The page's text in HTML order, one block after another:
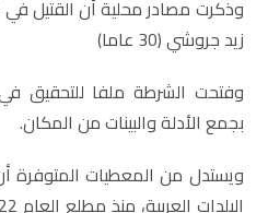
وذكرت مصادر محلية أن القتيل
زيد جروشي (30 عاما)
وفتحت الشرطة ملفا للتحقيق
بجمع الأدلة والبينات من المكان.
ويستدل من المعطيات المتوفرة